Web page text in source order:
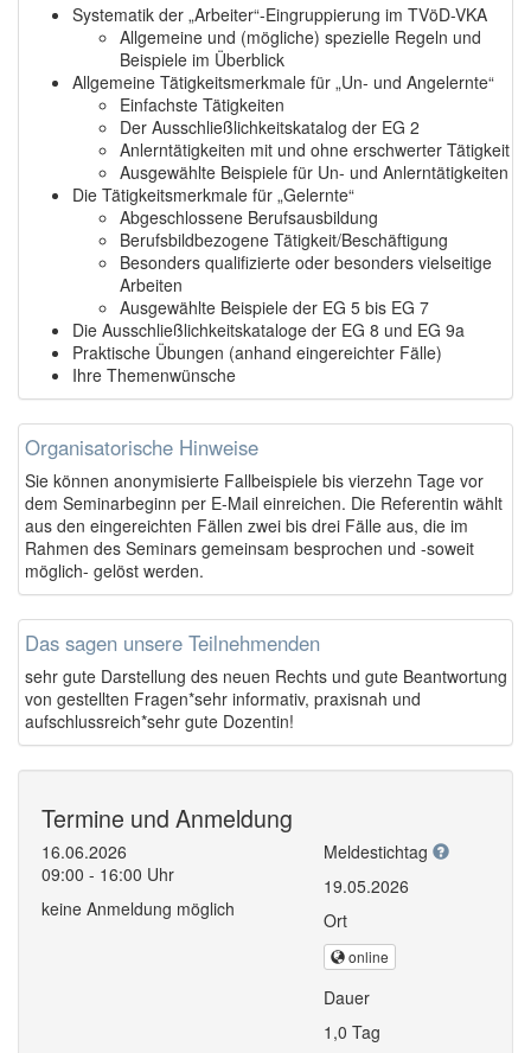
Systematik der „Arbeiter“-Eingruppierung im TVöD-VKA
Allgemeine und (mögliche) spezielle Regeln und
Beispiele im Überblick
Allgemeine Tätigkeitsmerkmale für „Un- und Angelernte“
Einfachste Tätigkeiten
Der Ausschließlichkeitskatalog der EG 2
Anlerntätigkeiten mit und ohne erschwerter Tätigkeit
Ausgewählte Beispiele für Un- und Anlerntätigkeiten
Die Tätigkeitsmerkmale für „Gelernte“
Abgeschlossene Berufsausbildung
Berufsbildbezogene Tätigkeit/Beschäftigung
Besonders qualifizierte oder besonders vielseitige
Arbeiten
Ausgewählte Beispiele der EG 5 bis EG 7
Die Ausschließlichkeitskataloge der EG 8 und EG 9a
Praktische Übungen (anhand eingereichter Fälle)
Ihre Themenwünsche
Organisatorische Hinweise
Sie können anonymisierte Fallbeispiele bis vierzehn Tage vor
dem Seminarbeginn per E-Mail einreichen. Die Referentin wählt
aus den eingereichten Fällen zwei bis drei Fälle aus, die im
Rahmen des Seminars gemeinsam besprochen und -soweit
möglich- gelöst werden.
Das sagen unsere Teilnehmenden
sehr gute Darstellung des neuen Rechts und gute Beantwortung
von gestellten Fragen*sehr informativ, praxisnah und
aufschlussreich*sehr gute Dozentin!
Termine und Anmeldung
16.06.2026
09:00 - 16:00 Uhr
keine Anmeldung möglich
Meldestichtag
19.05.2026
Ort
online
Dauer
1,0 Tag